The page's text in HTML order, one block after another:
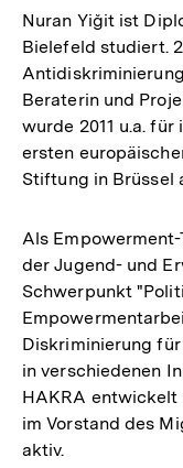
Nuran Yiğit ist
Bielefeld studiert.
Beraterin und
wurde 2011 u.a.
ersten
Stiftung in Brüssel
Als
der Jugend- und
Schwerpunkt
Diskriminierung
in verschiedenen
HAKRA entwickelt
im Vorstand des
aktiv.